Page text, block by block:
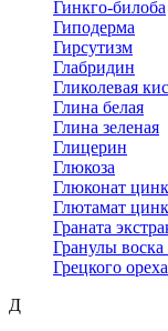
Гинкго-билоба
Гиподерма
Гирсутизм
Глабридин
Гликолевая
Глина белая
Глина зеленая
Глицерин
Глюкоза
Глюконат
Глютамат
Граната
Гранулы
Грецкого
Д